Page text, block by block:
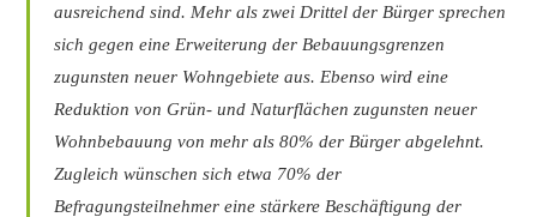
ausreichend sind. Mehr alszwei Drittel der Bürger sprechen
sich gegen eine Erweiterung der Bebauungsgrenzen
zugunsten neuer Wohngebiete aus. Ebenso wird eine
Reduktion von Grün- und Naturflächen zugunsten neuer
Wohnbebauung von mehr als 80% der Bürger abgelehnt.
Zugleich wünschen sich etwa 70% der
Befragungsteilnehmer eine stärkere Beschäftigung der